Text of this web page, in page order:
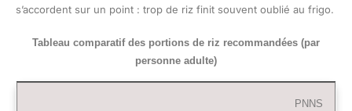
s’accordent sur un point : trop de riz finit souvent oublié au frigo.
Tableau comparatif des portions de riz recommandées (par
personne adulte)
PNNS